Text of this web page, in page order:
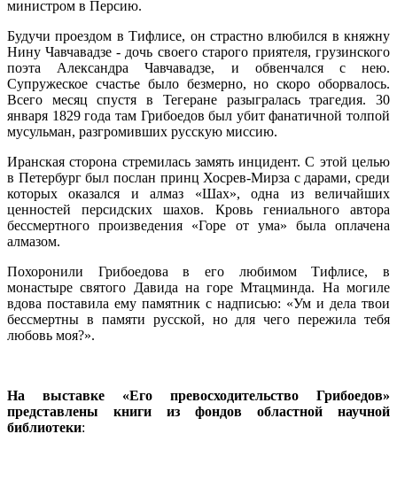
министром в Персию.
Будучи проездом в Тифлисе, он страстно влюбился в княжну
Нину Чавчавадзе - дочь своего старого приятеля, грузинского
поэта Александра Чавчавадзе, и обвенчался с нею.
Супружеское счастье было безмерно, но скоро оборвалось.
Всего месяц спустя в Тегеране разыгралась трагедия. 30
января 1829 года там Грибоедов был убит фанатичной толпой
мусульман, разгромивших русскую миссию.
Иранская сторона стремилась замять инцидент. С этой целью
в Петербург был послан принц Хосрев-Мирза с дарами, среди
которых оказался и алмаз «Шах», одна из величайших
ценностей персидских шахов. Кровь гениального автора
бессмертного произведения «Горе от ума» была оплачена
алмазом.
Похоронили Грибоедова в его любимом Тифлисе, в
монастыре святого Давида на горе Мтацминда. На могиле
вдова поставила ему памятник с надписью: «Ум и дела твои
бессмертны в памяти русской, но для чего пережила тебя
любовь моя?».
На выставке «Его превосходительство Грибоедов»
представлены книги из фондов областной научной
библиотеки: